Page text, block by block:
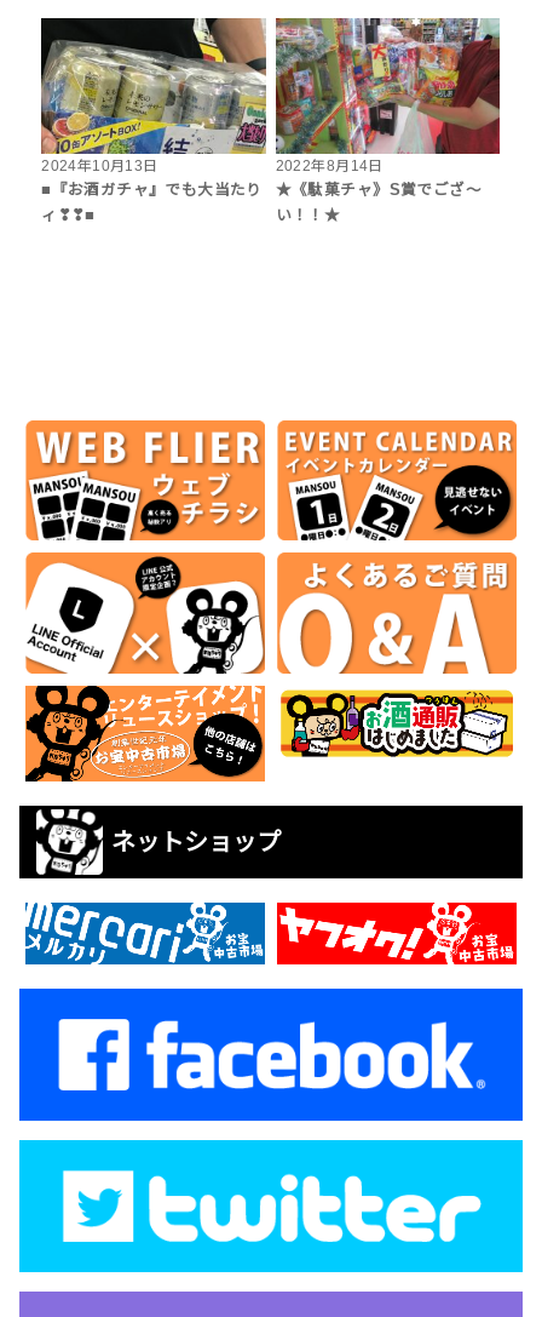
2024年10月13日
■『お酒ガチャ』でも大当たり
ィ❣❣■
2022年8月14日
★《駄菓チャ》S賞でござ～
い！！★
ネットショップ